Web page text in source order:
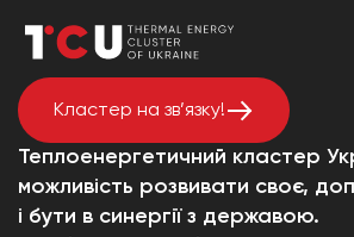
Кластер на зв’язку!
Теплоенергетичний кластер
можливість розвивати своє,
і бути в синергії з державою.